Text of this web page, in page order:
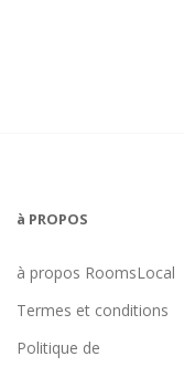
à PROPOS
à propos RoomsLocal
Termes et conditions
Politique de